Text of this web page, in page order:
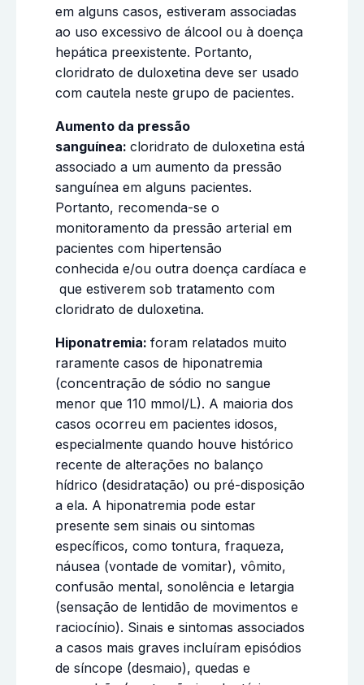
em alguns casos, estiveram associadas
ao uso excessivo de álcool ou à doença
hepática preexistente. Portanto,
cloridrato de duloxetina deve ser usado
com cautela neste grupo de pacientes.
Aumento da pressão
sanguínea: cloridrato de duloxetina está
associado a um aumento da pressão
sanguínea em alguns pacientes.
Portanto, recomenda-se o
monitoramento da pressão arterial em
pacientes com hipertensão
conhecida e/ou outra doença cardíaca e
que estiverem sob tratamento com
cloridrato de duloxetina.
Hiponatremia: foram relatados muito
raramente casos de hiponatremia
(concentração de sódio no sangue
menor que 110 mmol/L). A maioria dos
casos ocorreu em pacientes idosos,
especialmente quando houve histórico
recente de alterações no balanço
hídrico (desidratação) ou pré-disposição
a ela. A hiponatremia pode estar
presente sem sinais ou sintomas
específicos, como tontura, fraqueza,
náusea (vontade de vomitar), vômito,
confusão mental, sonolência e letargia
(sensação de lentidão de movimentos e
raciocínio). Sinais e sintomas associados
a casos mais graves incluíram episódios
de síncope (desmaio), quedas e